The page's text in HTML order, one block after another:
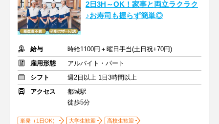
2日3H～OK！家事と両立ラクラク
♪お寿司も握らず簡単◎
給与
時給1100円＋曜日手当(土日祝+70円)
雇用形態
アルバイト・パート
シフト
週2日以上 1日3時間以上
アクセス
都城駅
徒歩5分
単発（1日OK） 大学生歓迎
高校生歓迎